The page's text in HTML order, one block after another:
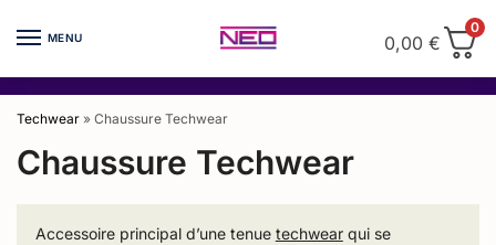
MENU
0
0,00 €
Techwear » Chaussure Techwear
Chaussure Techwear
Accessoire principal d’une tenue techwearqui se